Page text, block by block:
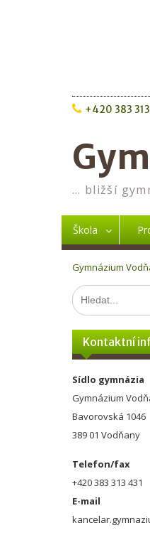
+420 383
… bližší
Škola
Gymnázium
Hledat:
Kontaktní
Sídlo gymnázia
Gymnázium
Bavorovská 1046
389 01 Vodňany
Telefon/fax
+420 383 313 431
E-mail